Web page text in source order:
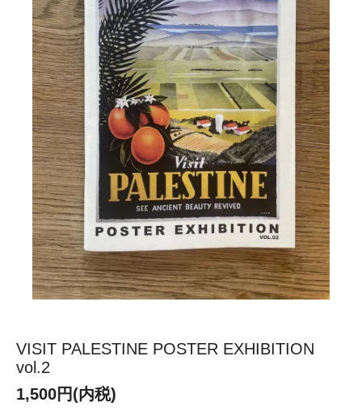
VISIT PALESTINE POSTER EXHIBITION
vol.2
1,500円(内税)